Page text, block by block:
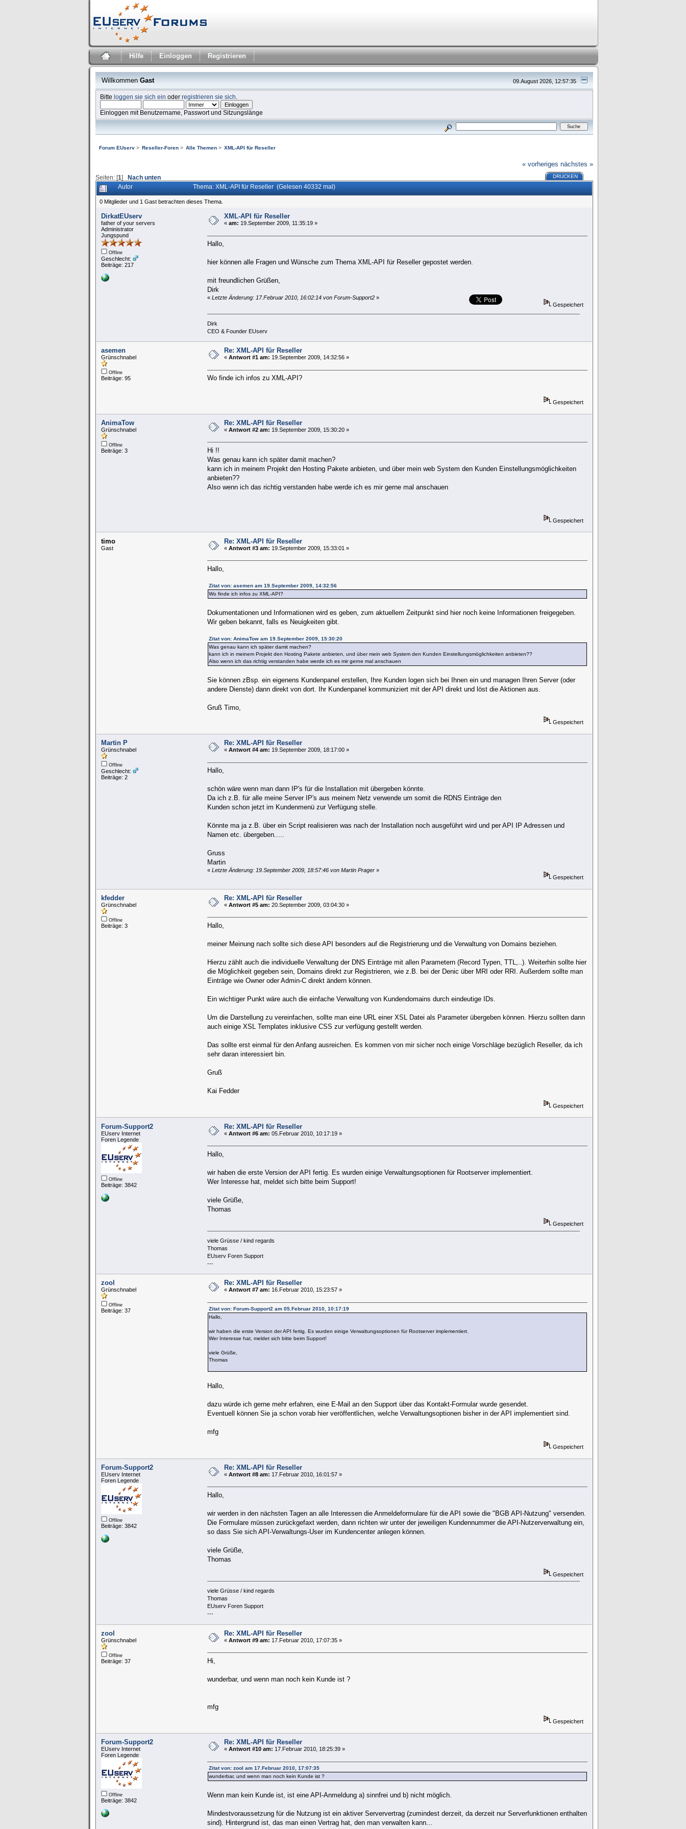
Hilfe Einloggen Registrieren
09.August 2026, 12:57:35
Willkommen Gast
Bitteloggen sie sich ein oderregistrieren sie sich
Einloggen mit Benutzername, Passwort und Sitzungslänge
Forum EUserv> Reseller-Foren> Alle Themen> XML-API für Reseller
« vorheriges nächstes »
Seiten: [1] Nach unten DRUCKEN
Autor Thema: XML-API für Reseller (Gelesen 40332 mal)
0 Mitglieder und 1 Gast betrachten dieses Thema.
DirkatEUserv
father of your servers
Administrator
Jungspund
Offline
Geschlecht:
Beiträge: 217
XML-API für Reseller
« am: 19.September 2009, 11:35:19 »
Hallo,
hier können alle Fragen und Wünsche zum Thema XML-API für Reseller gepostet werden.
mit freundlichen Grüßen,
Dirk
«Letzte Änderung: 17.Februar 2010, 16:02:14 von Forum-Support2 »
Gespeichert
Dirk
CEO & Founder EUserv
asemen
Grünschnabel
Offline
Beiträge: 95
Re: XML-API für Reseller
« Antwort #1 am: 19.September 2009, 14:32:56 »
Wo finde ich infos zu XML-API?
Gespeichert
AnimaTow
Grünschnabel
Offline
Beiträge: 3
Re: XML-API für Reseller
« Antwort #2 am: 19.September 2009, 15:30:20 »
Hi !!
Was genau kann ich später damit machen?
kann ich in meinem Projekt den Hosting Pakete anbieten, und über mein web System den Kunden Einstellungsmöglichkeiten
anbieten??
Also wenn ich das richtig verstanden habe werde ich es mir gerne mal anschauen
Gespeichert
timo
Gast
Re: XML-API für Reseller
« Antwort #3 am: 19.September 2009, 15:33:01 »
Hallo,
Zitat von: asemen am 19.September 2009, 14:32:56
Wo finde ich infos zu XML-API?
Dokumentationen und Informationen wird es geben, zum aktuellem Zeitpunkt sind hier noch keine Informationen freigegeben.
Wir geben bekannt, falls es Neuigkeiten gibt.
Zitat von: AnimaTow am 19.September 2009, 15:30:20
Was genau kann ich später damit machen?
kann ich in meinem Projekt den Hosting Pakete anbieten, und über mein web System den Kunden Einstellungsmöglichkeiten anbieten??
Also wenn ich das richtig verstanden habe werde ich es mir gerne mal anschauen
Sie können zBsp. ein eigenens Kundenpanel erstellen, Ihre Kunden logen sich bei Ihnen ein und managen Ihren Server (oder
andere Dienste) dann direkt von dort. Ihr Kundenpanel kommuniziert mit der API direkt und löst die Aktionen aus.
Gruß Timo,
Gespeichert
Martin P
Grünschnabel
Offline
Geschlecht:
Beiträge: 2
Re: XML-API für Reseller
« Antwort #4 am: 19.September 2009, 18:17:00 »
Hallo,
schön wäre wenn man dann IP's für die Installation mit übergeben könnte.
Da ich z.B. für alle meine Server IP's aus meinem Netz verwende um somit die RDNS Einträge den
Kunden schon jetzt im Kundenmenü zur Verfügung stelle.
Könnte ma ja z.B. über ein Script realisieren was nach der Installation noch ausgeführt wird und per API IP Adressen und
Namen etc. übergeben.....
Gruss
Martin
«Letzte Änderung: 19.September 2009, 18:57:46 von Martin Prager »
Gespeichert
kfedder
Grünschnabel
Offline
Beiträge: 3
Re: XML-API für Reseller
« Antwort #5 am: 20.September 2009, 03:04:30 »
Hallo,
meiner Meinung nach sollte sich diese API besonders auf die Registrierung und die Verwaltung von Domains beziehen.
Hierzu zählt auch die individuelle Verwaltung der DNS Einträge mit allen Parametern (Record Typen, TTL,..). Weiterhin sollte hier
die Möglichkeit gegeben sein, Domains direkt zur Registrieren, wie z.B. bei der Denic über MRI oder RRI. Außerdem sollte man
Einträge wie Owner oder Admin-C direkt ändern können.
Ein wichtiger Punkt wäre auch die einfache Verwaltung von Kundendomains durch eindeutige IDs.
Um die Darstellung zu vereinfachen, sollte man eine URL einer XSL Datei als Parameter übergeben können. Hierzu sollten dann
auch einige XSL Templates inklusive CSS zur verfügung gestellt werden.
Das sollte erst einmal für den Anfang ausreichen. Es kommen von mir sicher noch einige Vorschläge bezüglich Reseller, da ich
sehr daran interessiert bin.
Gruß
Kai Fedder
Gespeichert
Forum-Support2
EUserv Internet
Foren Legende
Offline
Beiträge: 3842
Re: XML-API für Reseller
« Antwort #6 am: 05.Februar 2010, 10:17:19 »
Hallo,
wir haben die erste Version der API fertig. Es wurden einige Verwaltungsoptionen für Rootserver implementiert.
Wer Interesse hat, meldet sich bitte beim Support!
viele Grüße,
Thomas
Gespeichert
viele Grüsse / kind regards
Thomas
EUserv Foren Support
---
zool
Grünschnabel
Offline
Beiträge: 37
Re: XML-API für Reseller
« Antwort #7 am: 16.Februar 2010, 15:23:57 »
Zitat von: Forum-Support2 am 05.Februar 2010, 10:17:19
Hallo,
wir haben die erste Version der API fertig. Es wurden einige Verwaltungsoptionen für Rootserver implementiert.
Wer Interesse hat, meldet sich bitte beim Support!
viele Grüße,
Thomas
Hallo,
dazu würde ich gerne mehr erfahren, eine E-Mail an den Support über das Kontakt-Formular wurde gesendet.
Eventuell können Sie ja schon vorab hier veröffentlichen, welche Verwaltungsoptionen bisher in der API implementiert sind.
mfg
Gespeichert
Forum-Support2
EUserv Internet
Foren Legende
Offline
Beiträge: 3842
Re: XML-API für Reseller
« Antwort #8 am: 17.Februar 2010, 16:01:57 »
Hallo,
wir werden in den nächsten Tagen an alle Interessen die Anmeldeformulare für die API sowie die "BGB API-Nutzung" versenden.
Die Formulare müssen zurückgefaxt werden, dann richten wir unter der jeweiligen Kundennummer die API-Nutzerverwaltung ein,
so dass Sie sich API-Verwaltungs-User im Kundencenter anlegen können.
viele Grüße,
Thomas
Gespeichert
viele Grüsse / kind regards
Thomas
EUserv Foren Support
---
zool
Grünschnabel
Offline
Beiträge: 37
Re: XML-API für Reseller
« Antwort #9 am: 17.Februar 2010, 17:07:35 »
Hi,
wunderbar, und wenn man noch kein Kunde ist ?
mfg
Gespeichert
Forum-Support2
EUserv Internet
Foren Legende
Offline
Beiträge: 3842
Re: XML-API für Reseller
« Antwort #10 am: 17.Februar 2010, 18:25:39 »
Zitat von: zool am 17.Februar 2010, 17:07:35
wunderbar, und wenn man noch kein Kunde ist ?
Wenn man kein Kunde ist, ist eine API-Anmeldung a) sinnfrei und b) nicht möglich.
Mindestvoraussetzung für die Nutzung ist ein aktiver Serververtrag (zumindest derzeit, da derzeit nur Serverfunktionen enthalten
sind). Hintergrund ist, das man einen Vertrag hat, den man verwalten kann...